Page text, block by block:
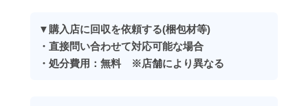
▼購入店に回収を依頼する(梱包材等)
・直接問い合わせて対応可能な場合
・処分費用：無料 ※店舗により異なる